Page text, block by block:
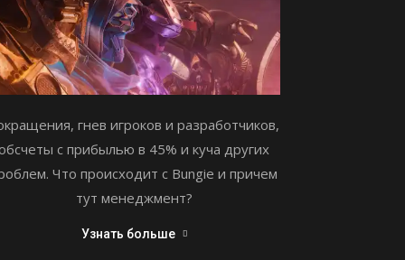
гнев игроков и разработчиков,
с прибылью в 45% и куча других
Что происходит с Bungie и причем
тут менеджмент?
Узнать больше